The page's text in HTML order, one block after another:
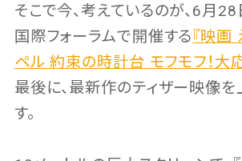
そこで今、考えているのが、6月28
国際フォーラムで開催する『映画
ペル 約束の時計台 モフモフ！大
最後に、最新作のティザー映像を
す。